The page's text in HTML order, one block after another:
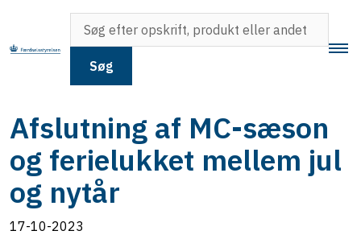
Søg
Afslutning af MC-sæson
og ferielukket mellem jul
og nytår
17-10-2023